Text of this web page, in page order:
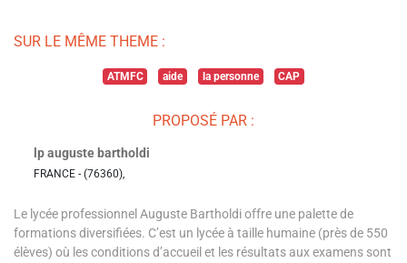
SUR LE MÊME THEME :
ATMFC aide la personne CAP
PROPOSÉ PAR :
lp auguste bartholdi
FRANCE - (76360),
Le lycée professionnel Auguste Bartholdi offre une palette de
formations diversifiées. C’est un lycée à taille humaine (près de 550
élèves) où les conditions d’accueil et les résultats aux examens sont